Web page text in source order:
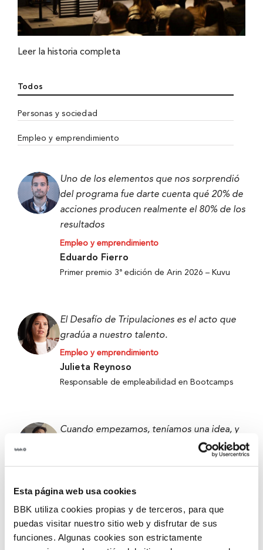
Esta página web usa cookies
BBK utiliza cookies propias y de terceros, para que
puedas visitar nuestro sitio web y disfrutar de sus
funciones. Algunas cookies son estrictamente
Leer la historia completa
Todos
Personas y sociedad
Empleo y emprendimiento
Uno de los elementos que nos sorprendió
del programa fue darte cuenta qué 20% de
acciones producen realmente el 80% de los
resultados
Empleo y emprendimiento
Eduardo Fierro
Primer premio 3ª edición de Arin 2026 – Kuvu
El Desafío de Tripulaciones es el acto que
gradúa a nuestro talento.
Empleo y emprendimiento
Julieta Reynoso
Responsable de empleabilidad en Bootcamps
Cuando empezamos, teníamos una idea, y
ahora tenemos un prototipo que funciona.
Primer premio de 5ª edición de Ekin 2026 –
Metabokare